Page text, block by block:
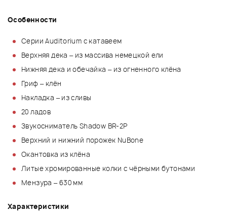
Особенности
Серии Auditorium с катавеем
Верхняя дека – из массива немецкой ели
Нижняя дека и обечайка – из огненного клёна
Гриф – клён
Накладка – из сливы
20 ладов
Звукосниматель Shadow BR-2P
Верхний и нижний порожек NuBone
Окантовка из клёна
Литые хромированные колки с чёрными бутонами
Мензура – 630 мм
Характеристики